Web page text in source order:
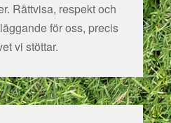
Rättvisa, respekt och
för oss, precis
vi stöttar.